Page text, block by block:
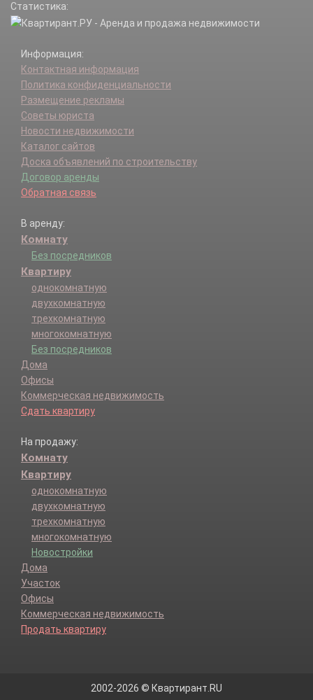
Статистика:
Информация:
Контактная информация
Политика конфиденциальности
Размещение рекламы
Советы юриста
Новости недвижимости
Каталог сайтов
Доска объявлений по строительству
Договор аренды
Обратная связь
В аренду:
Комнату
Без посредников
Квартиру
однокомнатную
двухкомнатную
трехкомнатную
многокомнатную
Без посредников
Дома
Офисы
Коммерческая недвижимость
Сдать квартиру
На продажу:
Комнату
Квартиру
однокомнатную
двухкомнатную
трехкомнатную
многокомнатную
Новостройки
Дома
Участок
Офисы
Коммерческая недвижимость
Продать квартиру
2002-2026 © Квартирант.RU